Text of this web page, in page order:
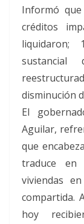
Informó
créditos
liquidaron;
disminución
El
Aguilar,
que
traduce en
viviendas
compartida.
hoy